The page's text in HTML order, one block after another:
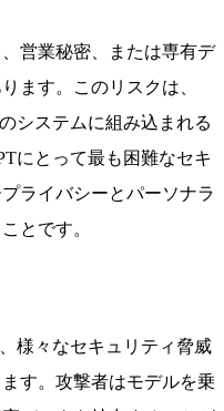
営業秘密、または専有デ
ます。このリスクは、
システムに組み込まれる
にとって最も困難なセキ
ライバシーとパーソナラ
とです。
様々なセキュリティ脅威
す。攻撃者はモデルを乗